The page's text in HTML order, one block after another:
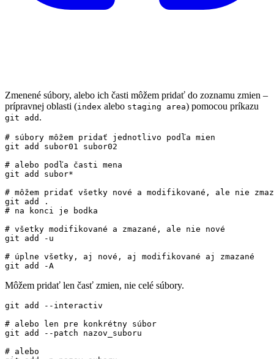
Zmenené súbory, alebo ich časti môžem pridať do zoznamu zmien –
prípravnej oblasti (index alebo staging area) pomocou príkazu
git add .
# súbory môžem pridať jednotlivo podľa mien
# alebo podľa časti mena
# môžem pridať všetky nové a modifikované, ale nie
# na konci je bodka
# všetky modifikované a zmazané, ale nie nové
# úplne všetky, aj nové, aj modifikované aj zmazané
Môžem pridať len časť zmien, nie celé súbory.
# alebo len pre konkrétny súbor
# alebo